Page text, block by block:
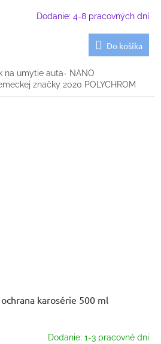
Dodanie: 4-8 pracovných dní
Do košíka
na umytie auta- NANO
značky 2020 POLYCHROM
karosérie 500 ml
Dodanie: 1-3 pracovné dni